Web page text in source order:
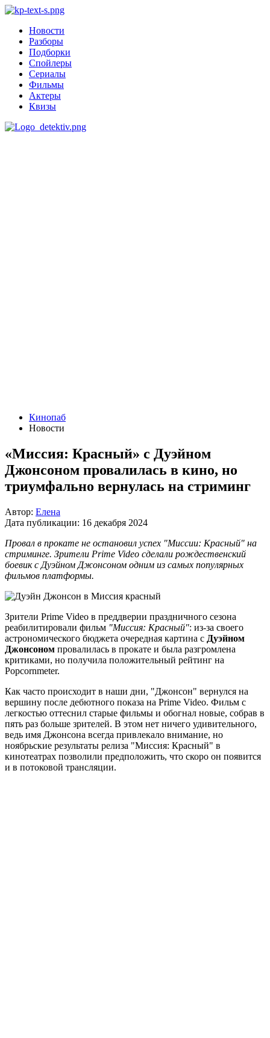
Новости
Разборы
Подборки
Спойлеры
Сериалы
Фильмы
Актеры
Квизы
Кинопаб
Новости
«Миссия: Красный» с Дуэйном
Джонсоном провалилась в кино, но
триумфально вернулась на стриминг
Автор: Елена
Дата публикации: 16 декабря 2024
Провал в прокате не остановил успех "Миссии: Красный" на
стриминге. Зрители Prime Video сделали рождественский
боевик с Дуэйном Джонсоном одним из самых популярных
фильмов платформы.
Зрители Prime Video в преддверии праздничного сезона
реабилитировали фильм "Миссия: Красный": из-за своего
астрономического бюджета очередная картина с Дуэйном
Джонсоном провалилась в прокате и была разгромлена
критиками, но получила положительный рейтинг на
Popcornmeter.
Как часто происходит в наши дни, "Джонсон" вернулся на
вершину после дебютного показа на Prime Video. Фильм с
легкостью оттеснил старые фильмы и обогнал новые, собрав в
пять раз больше зрителей. В этом нет ничего удивительного,
ведь имя Джонсона всегда привлекало внимание, но
ноябрьские результаты релиза "Миссия: Красный" в
кинотеатрах позволили предположить, что скоро он появится
и в потоковой трансляции.